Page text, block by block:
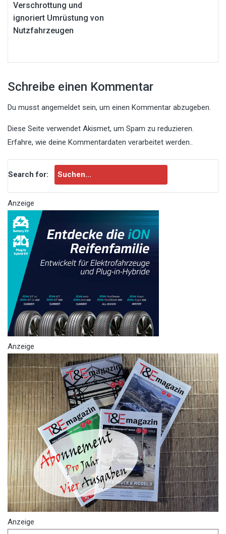
Verschrottung und
ignoriert Umrüstung von
Nutzfahrzeugen
Schreibe einen Kommentar
Du musst angemeldet sein, um einen Kommentar abzugeben.
Diese Seite verwendet Akismet, um Spam zu reduzieren.
Erfahre, wie deine Kommentardaten verarbeitet werden..
Search for:
Anzeige
Anzeige
Anzeige